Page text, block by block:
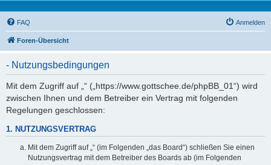
FAQ Anmelden
Foren-Übersicht
- Nutzungsbedingungen
Mit dem Zugriff auf „“ („https://www.gottschee.de/phpBB_01“) wird
zwischen Ihnen und dem Betreiber ein Vertrag mit folgenden
Regelungen geschlossen:
1. NUTZUNGSVERTRAG
Mit dem Zugriff auf „“ (im Folgenden „das Board“) schließen Sie einen
Nutzungsvertrag mit dem Betreiber des Boards ab (im Folgenden